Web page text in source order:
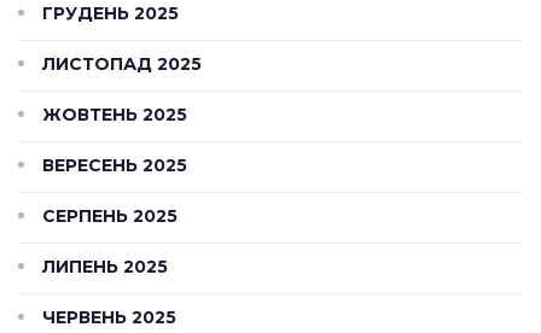
ГРУДЕНЬ 2025
ЛИСТОПАД 2025
ЖОВТЕНЬ 2025
ВЕРЕСЕНЬ 2025
СЕРПЕНЬ 2025
ЛИПЕНЬ 2025
ЧЕРВЕНЬ 2025